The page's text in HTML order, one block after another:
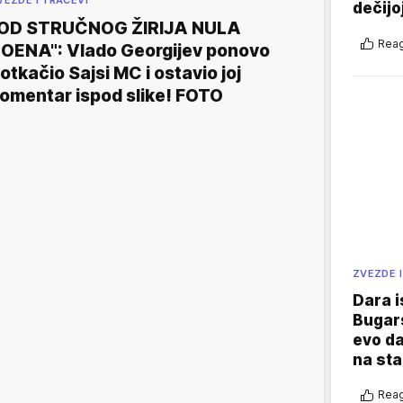
STRUČNOG ŽIRIJA NULA
Vlado Georgijev ponovo
Sajsi MC i ostavio joj
ispod slike! FOTO
ZVEZDE
Dara
evo
na